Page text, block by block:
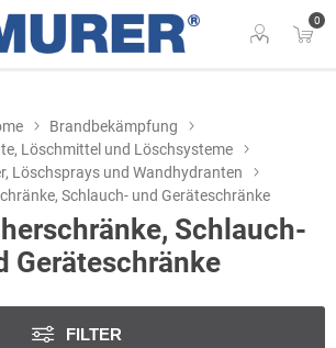
0
Brandbekämpfung
Löschmittel und Löschsysteme
Löschsprays und Wandhydranten
Schlauch- und Geräteschränke
Schlauch-
Geräteschränke
FILTER